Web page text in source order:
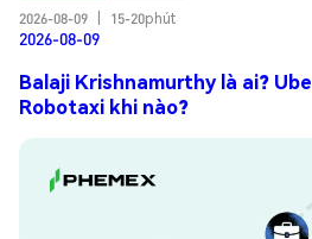
2026-08-09
15-20phút
2026-08-09
Balaji Krishnamurthy là ai?
Robotaxi khi nào?